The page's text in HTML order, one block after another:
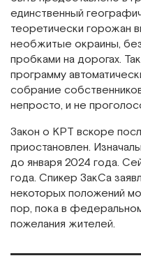
единственный
теоретически горожан
необжитые окраины,
пробками на дорогах.
программу
собрание
непросто, и не
Закон о КРТ вскоре
приостановлен.
до января 2024 года.
года. Спикер ЗакСа
некоторых положений
пор, пока в
пожелания жителей.